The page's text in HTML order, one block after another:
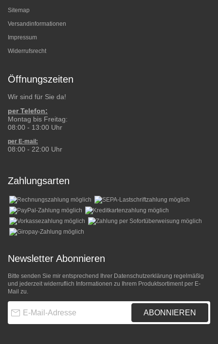
Sitemap
Versandinformationen
Impressum
Widerrufsrecht
Öffnungszeiten
Wir sind für Sie da!
per Telefon:
Montag bis Freitag:
08:00 - 13:00 Uhr
per E-mail:
08:00 - 22:00 Uhr
Zahlungsarten
Newsletter Abonnieren
Bitte senden Sie mir entsprechend Ihrer Datenschutzerklärung regelmäßig
und jederzeit widerruflich Informationen zu Ihrem Produktsortiment per E-
Mail zu.
ABONNIEREN